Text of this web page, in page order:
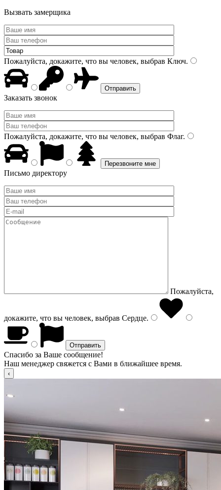
Вызвать замерщика
Пожалуйста, докажите, что вы человек, выбрав Ключ.
Заказать звонок
Пожалуйста, докажите, что вы человек, выбрав Флаг.
Письмо директору
Пожалуйста,
докажите, что вы человек, выбрав Сердце.
Спасибо за Ваше сообщение!
Наш менеджер свяжется с Вами в ближайшее время.